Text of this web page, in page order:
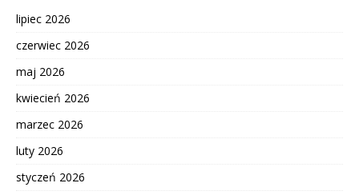
lipiec 2026
czerwiec 2026
maj 2026
kwiecień 2026
marzec 2026
luty 2026
styczeń 2026